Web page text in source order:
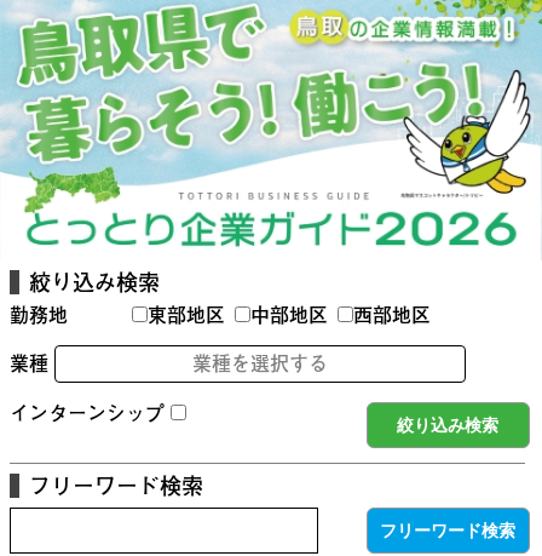
絞り込み検索
勤務地 東部地区 中部地区
西部地区
業種
業種を選択する
インターンシップ
フリーワード検索